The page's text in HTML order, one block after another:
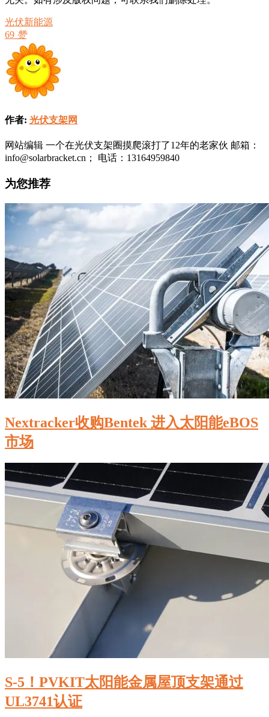
光伏新能源
69 赞
作者: 光伏支架网
网站编辑 一个在光伏支架圈摸爬滚打了12年的老家伙 邮箱：
info@solarbracket.cn； 电话：13164959840
为您推荐
Nextracker收购Bentek 进入太阳能eBOS
市场
S-5！PVKIT太阳能金属屋顶支架通过
UL3741认证